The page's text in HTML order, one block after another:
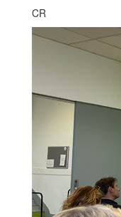
CR